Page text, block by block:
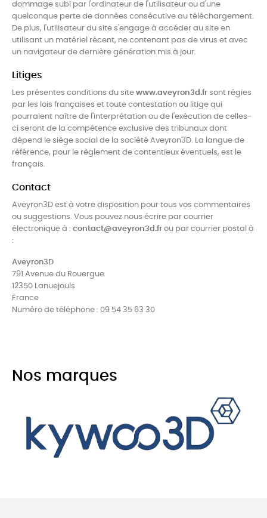
dommage subi par l'ordinateur de l'utilisateur ou d'une
quelconque perte de données consécutive au téléchargement.
De plus, l'utilisateur du site s'engage à accéder au site en
utilisant un matériel récent, ne contenant pas de virus et avec
un navigateur de dernière génération mis à jour.
Litiges
Les présentes conditions du site www.aveyron3d.fr sont régies
par les lois françaises et toute contestation ou litige qui
pourraient naître de l'interprétation ou de l'exécution de celles-
ci seront de la compétence exclusive des tribunaux dont
dépend le siège social de la société Aveyron3D. La langue de
référence, pour le règlement de contentieux éventuels, est le
français.
Contact
Aveyron3D est à votre disposition pour tous vos commentaires
ou suggestions. Vous pouvez nous écrire par courrier
électronique à : contact@aveyron3d.fr ou par courrier postal à
:
Aveyron3D
791 Avenue du Rouergue
12350 Lanuejouls
France
Numéro de téléphone : 09 54 35 63 30
Nos marques